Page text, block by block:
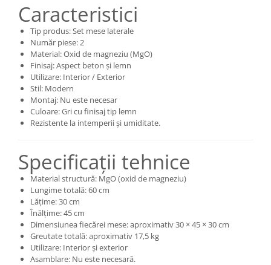
Caracteristici
Tip produs: Set mese laterale
Număr piese: 2
Material: Oxid de magneziu (MgO)
Finisaj: Aspect beton și lemn
Utilizare: Interior / Exterior
Stil: Modern
Montaj: Nu este necesar
Culoare: Gri cu finisaj tip lemn
Rezistente la intemperii și umiditate.
Specificații tehnice
Material structură: MgO (oxid de magneziu)
Lungime totală: 60 cm
Lățime: 30 cm
Înălțime: 45 cm
Dimensiunea fiecărei mese: aproximativ 30 × 45 × 30 cm
Greutate totală: aproximativ 17,5 kg
Utilizare: Interior și exterior
Asamblare: Nu este necesară.